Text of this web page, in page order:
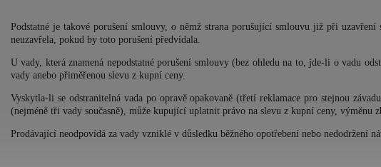
Podstatné je takové porušení smlouvy, o němž strana porušující smlouvu již při
neuzavřela, pokud by toto porušení předvídala.
U vady, která znamená nepodstatné porušení smlouvy (bez ohledu na to, jde-li o vadu
vady anebo přiměřenou slevu z kupní ceny.
Vyskytla-li se odstranitelná vada po opravě opakovaně (třetí reklamace pro stejnou
(nejméně tři vady současně), může kupující uplatnit právo na slevu z kupní ceny, výměnu
Prodávající neodpovídá za vady vzniklé v důsledku běžného opotřebení nebo nedodržení